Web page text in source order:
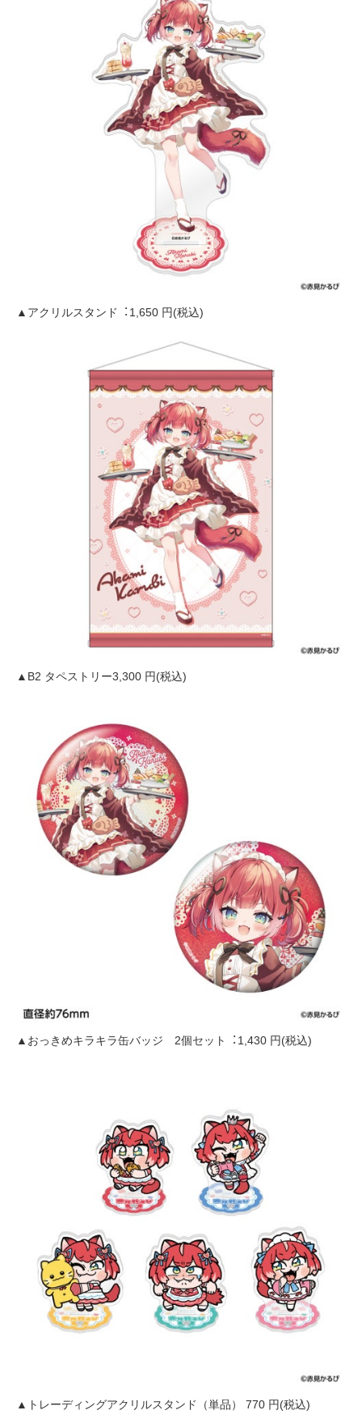
▲アクリルスタンド︓1,650 円(税込)
▲B2 タペストリー3,300 円(税込)
▲おっきめキラキラ缶バッジ 2個セット︓1,430 円(税込)
▲トレーディングアクリルスタンド（単品） 770 円(税込)